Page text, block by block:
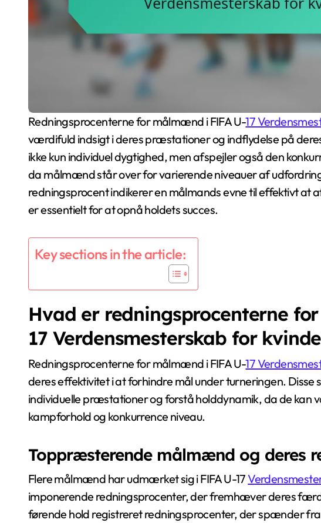
Redningsprocenterne for målmænd i FIFA U-17
værdifuld indsigt i deres præstationer og indflydelse på
ikke kun individuel dygtighed, men afspejler også den
da målmænd står over for varierende niveauer af
redningsprocent indikerer en målmands evne til effektivt
er essentielt for at opnå holdets succes.
Key sections in the article:
Hvad er redningsprocenterne
17 Verdensmesterskab for
Redningsprocenterne for målmænd i FIFA U-17
deres effektivitet i at forhindre mål under turneringen.
individuelle præstationer og forstå holddynamik, da de kan
kampforhold og konkurrence niveau.
Toppræsterende målmænd og deres
Flere målmænd har udmærket sig i FIFA U-17
imponerende redningsprocenter, der fremhæver deres
førende hold registreret redningsprocenter, der spænder